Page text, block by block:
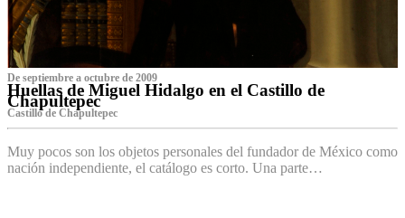
De septiembre a octubre de 2009
Huellas de Miguel Hidalgo en el Castillo de
Chapultepec
Castillo de Chapultepec
Muy pocos son los objetos personales del fundador de México como
nación independiente, el catálogo es corto. Una parte…